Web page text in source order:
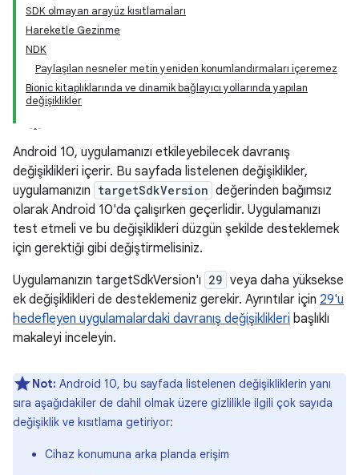
SDK olmayan arayüz kısıtlamaları
Hareketle Gezinme
NDK
Paylaşılan nesneler metin yeniden konumlandırmaları içeremez
Bionic kitaplıklarında ve dinamik bağlayıcı yollarında yapılan
değişiklikler
Android 10, uygulamanızı etkileyebilecek davranış
değişiklikleri içerir. Bu sayfada listelenen değişiklikler,
uygulamanızın targetSdkVersion değerinden bağımsız
olarak Android 10'da çalışırken geçerlidir. Uygulamanızı
test etmeli ve bu değişiklikleri düzgün şekilde desteklemek
için gerektiği gibi değiştirmelisiniz.
Uygulamanızın targetSdkVersion'ı 29 veya daha yüksekse
ek değişiklikleri de desteklemeniz gerekir. Ayrıntılar için 29'u
hedefleyen uygulamalardaki davranış değişiklikleri başlıklı
makaleyi inceleyin.
Not: Android 10, bu sayfada listelenen değişikliklerin yanı
sıra aşağıdakiler de dahil olmak üzere gizlilikle ilgili çok sayıda
değişiklik ve kısıtlama getiriyor:
Cihaz konumuna arka planda erişim